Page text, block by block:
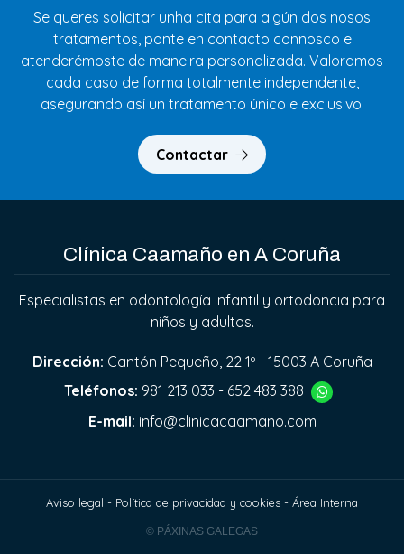
Se queres solicitar unha cita para algún dos nosos
tratamentos, ponte en contacto connosco e
atenderémoste de maneira personalizada. Valoramos
cada caso de forma totalmente independente,
asegurando así un tratamento único e exclusivo.
Contactar
Clínica Caamaño en A Coruña
Especialistas en odontología infantil y ortodoncia para
niños y adultos.
Dirección: Cantón Pequeño, 22 1º - 15003 A Coruña
Teléfonos: 981 213 033 - 652 483 388
E-mail: info@clinicacaamano.com
Aviso legal - Política de privacidad y cookies - Área Interna
© PÁXINAS GALEGAS